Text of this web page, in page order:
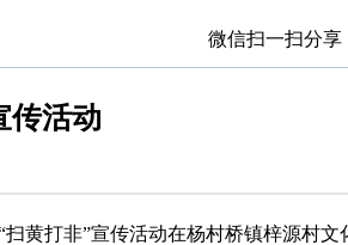
微信扫一扫分享
传活动
黄打非”宣传活动在杨村桥镇梓源村文